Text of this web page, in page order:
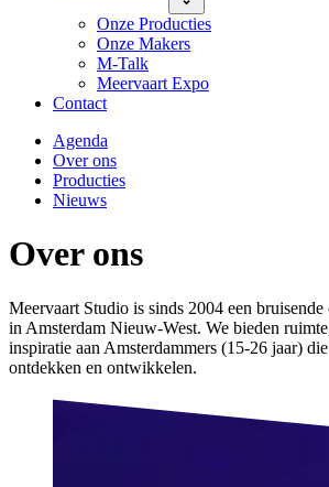
Onze Producties
Onze Makers
M-Talk
Meervaart Expo
Contact
Agenda
Over ons
Producties
Nieuws
Over ons
Meervaart Studio is sinds 2004 een
in Amsterdam Nieuw-West. We bieden
inspiratie aan Amsterdammers (15-26 jaar)
ontdekken en ontwikkelen.